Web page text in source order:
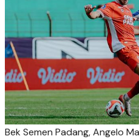
Bek Semen Padang, Angelo